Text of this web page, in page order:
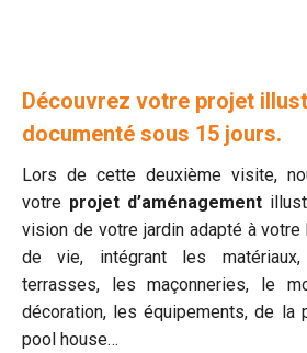
Découvrez votre projet
documenté sous 15 jours.
Lors de cette deuxième visite,
votre projet d’aménagement
vision de votre jardin adapté à
de vie, intégrant les
terrasses, les maçonneries, le
décoration, les équipements, de la
pool house…